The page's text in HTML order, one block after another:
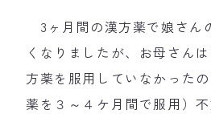
3ヶ月間の漢方薬で娘さん
くなりましたが、お母さん
方薬を服用していなかった
薬を３～４ケ月間で服用）